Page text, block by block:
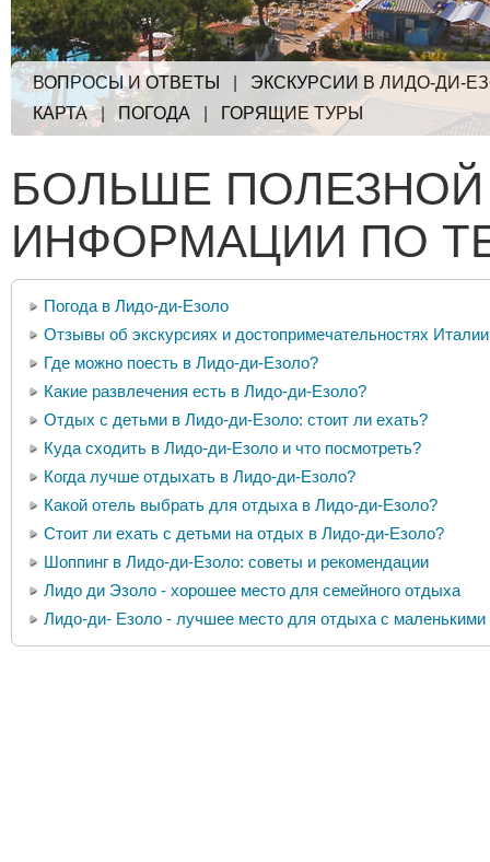
ВОПРОСЫ И ОТВЕТЫ
ЭКСКУРСИИ В ЛИДО-ДИ-
КАРТА|ПОГОДА ГОРЯЩИЕ ТУРЫ
БОЛЬШЕ ПОЛЕЗНОЙ
ИНФОРМАЦИИ ПО
Погода в Лидо-ди-Езоло
Отзывы об экскурсиях и достопримечательностях Италии
Где можно поесть в Лидо-ди-Езоло?
Какие развлечения есть в Лидо-ди-Езоло?
Отдых с детьми в Лидо-ди-Езоло: стоит ли ехать?
Куда сходить в Лидо-ди-Езоло и что посмотреть?
Когда лучше отдыхать в Лидо-ди-Езоло?
Какой отель выбрать для отдыха в Лидо-ди-Езоло?
Стоит ли ехать с детьми на отдых в Лидо-ди-Езоло?
Шоппинг в Лидо-ди-Езоло: советы и рекомендации
Лидо ди Эзоло - хорошее место для семейного отдыха
Лидо-ди- Езоло - лучшее место для отдыха с маленькими